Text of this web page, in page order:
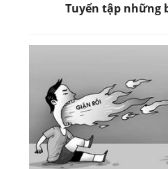
Tuyển tập những